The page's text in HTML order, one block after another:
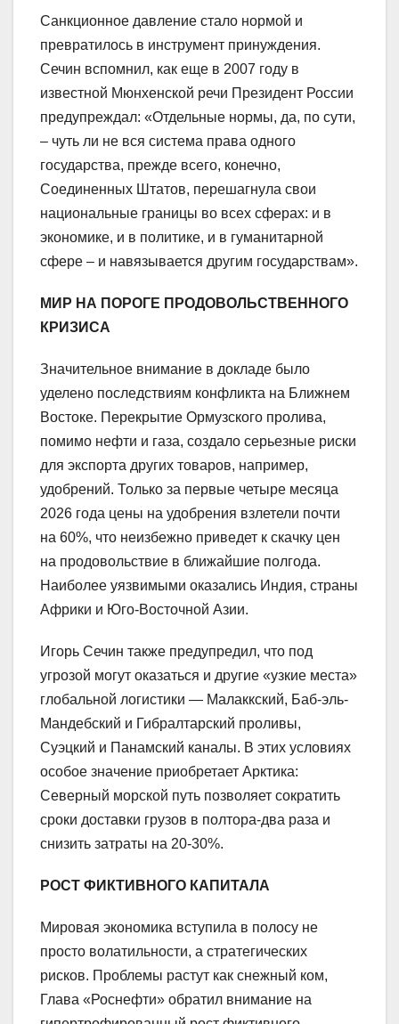
Санкционное давление стало нормой и
превратилось в инструмент принуждения.
Сечин вспомнил, как еще в 2007 году в
известной Мюнхенской речи Президент России
предупреждал: «Отдельные нормы, да, по сути,
– чуть ли не вся система права одного
государства, прежде всего, конечно,
Соединенных Штатов, перешагнула свои
национальные границы во всех сферах: и в
экономике, и в политике, и в гуманитарной
сфере – и навязывается другим государствам».
МИР НА ПОРОГЕ ПРОДОВОЛЬСТВЕННОГО
КРИЗИСА
Значительное внимание в докладе было
уделено последствиям конфликта на Ближнем
Востоке. Перекрытие Ормузского пролива,
помимо нефти и газа, создало серьезные риски
для экспорта других товаров, например,
удобрений. Только за первые четыре месяца
2026 года цены на удобрения взлетели почти
на 60%, что неизбежно приведет к скачку цен
на продовольствие в ближайшие полгода.
Наиболее уязвимыми оказались Индия, страны
Африки и Юго-Восточной Азии.
Игорь Сечин также предупредил, что под
угрозой могут оказаться и другие «узкие места»
глобальной логистики — Малаккский, Баб-эль-
Мандебский и Гибралтарский проливы,
Суэцкий и Панамский каналы. В этих условиях
особое значение приобретает Арктика:
Северный морской путь позволяет сократить
сроки доставки грузов в полтора-два раза и
снизить затраты на 20-30%.
РОСТ ФИКТИВНОГО КАПИТАЛА
Мировая экономика вступила в полосу не
просто волатильности, а стратегических
рисков. Проблемы растут как снежный ком,
Глава «Роснефти» обратил внимание на